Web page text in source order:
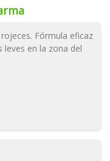
Fórmula eficaz
leves en la zona del